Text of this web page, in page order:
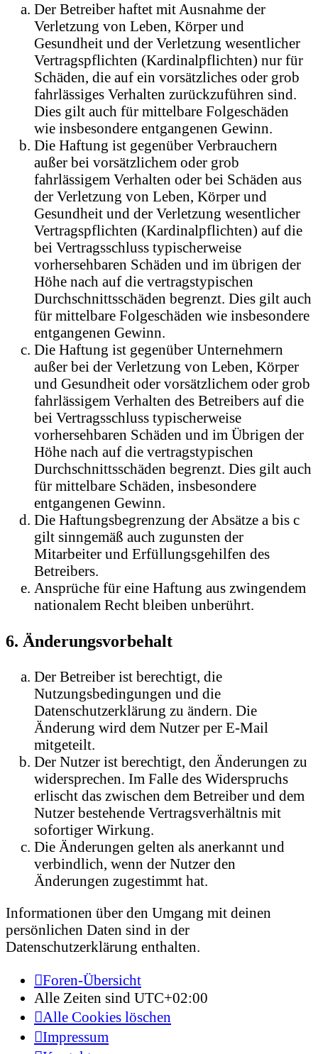
Der Betreiber haftet mit Ausnahme der
Verletzung von Leben, Körper und
Gesundheit und der Verletzung wesentlicher
Vertragspflichten (Kardinalpflichten) nur für
Schäden, die auf ein vorsätzliches oder grob
fahrlässiges Verhalten zurückzuführen sind.
Dies gilt auch für mittelbare Folgeschäden
wie insbesondere entgangenen Gewinn.
Die Haftung ist gegenüber Verbrauchern
außer bei vorsätzlichem oder grob
fahrlässigem Verhalten oder bei Schäden aus
der Verletzung von Leben, Körper und
Gesundheit und der Verletzung wesentlicher
Vertragspflichten (Kardinalpflichten) auf die
bei Vertragsschluss typischerweise
vorhersehbaren Schäden und im übrigen der
Höhe nach auf die vertragstypischen
Durchschnittsschäden begrenzt. Dies gilt auch
für mittelbare Folgeschäden wie insbesondere
entgangenen Gewinn.
Die Haftung ist gegenüber Unternehmern
außer bei der Verletzung von Leben, Körper
und Gesundheit oder vorsätzlichem oder grob
fahrlässigem Verhalten des Betreibers auf die
bei Vertragsschluss typischerweise
vorhersehbaren Schäden und im Übrigen der
Höhe nach auf die vertragstypischen
Durchschnittsschäden begrenzt. Dies gilt auch
für mittelbare Schäden, insbesondere
entgangenen Gewinn.
Die Haftungsbegrenzung der Absätze a bis c
gilt sinngemäß auch zugunsten der
Mitarbeiter und Erfüllungsgehilfen des
Betreibers.
Ansprüche für eine Haftung aus zwingendem
nationalem Recht bleiben unberührt.
6. Änderungsvorbehalt
Der Betreiber ist berechtigt, die
Nutzungsbedingungen und die
Datenschutzerklärung zu ändern. Die
Änderung wird dem Nutzer per E-Mail
mitgeteilt.
Der Nutzer ist berechtigt, den Änderungen zu
widersprechen. Im Falle des Widerspruchs
erlischt das zwischen dem Betreiber und dem
Nutzer bestehende Vertragsverhältnis mit
sofortiger Wirkung.
Die Änderungen gelten als anerkannt und
verbindlich, wenn der Nutzer den
Änderungen zugestimmt hat.
Informationen über den Umgang mit deinen
persönlichen Daten sind in der
Datenschutzerklärung enthalten.
Foren-Übersicht
Alle Zeiten sind UTC+02:00
Alle Cookies löschen
Impressum